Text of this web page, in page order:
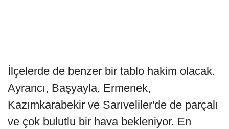
İlçelerde de benzer bir tablo hakim olacak.
Ayrancı, Başyayla, Ermenek,
Kazımkarabekir ve Sarıveliler'de de parçalı
ve çok bulutlu bir hava bekleniyor. En